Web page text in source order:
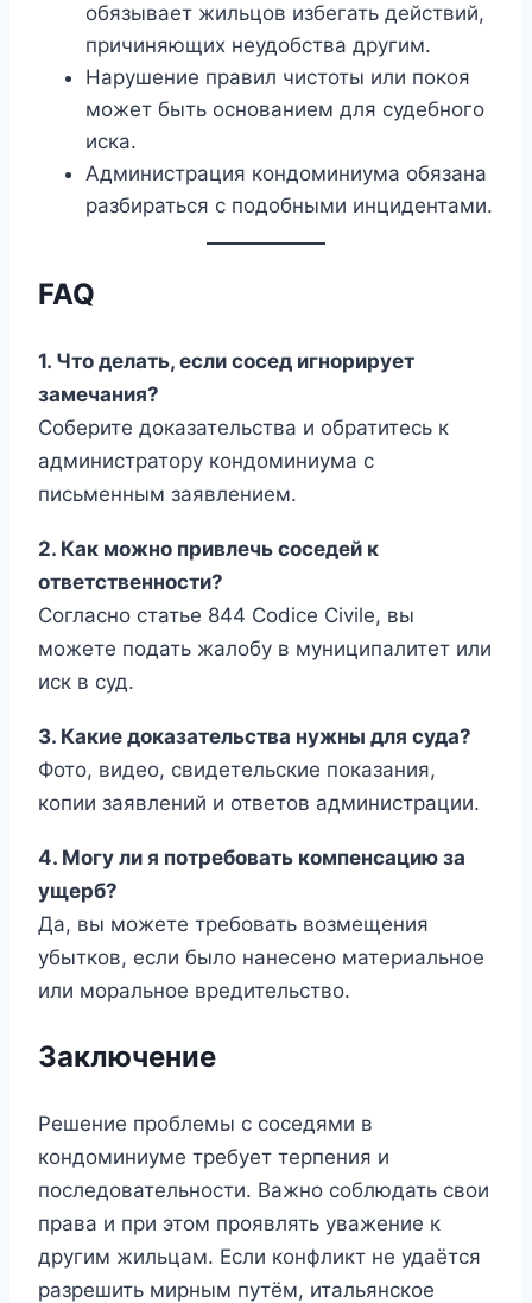
обязывает жильцов избегать действий,
причиняющих неудобства другим.
Нарушение правил чистоты или покоя
может быть основанием для судебного
иска.
Администрация кондоминиума обязана
разбираться с подобными инцидентами.
FAQ
1. Что делать, если сосед игнорирует
замечания?
Соберите доказательства и обратитесь к
администратору кондоминиума с
письменным заявлением.
2. Как можно привлечь соседей к
ответственности?
Согласно статье 844 Codice Civile, вы
можете подать жалобу в муниципалитет или
иск в суд.
3. Какие доказательства нужны для суда?
Фото, видео, свидетельские показания,
копии заявлений и ответов администрации.
4. Могу ли я потребовать компенсацию за
ущерб?
Да, вы можете требовать возмещения
убытков, если было нанесено материальное
или моральное вредительство.
Заключение
Решение проблемы с соседями в
кондоминиуме требует терпения и
последовательности. Важно соблюдать свои
права и при этом проявлять уважение к
другим жильцам. Если конфликт не удаётся
разрешить мирным путём, итальянское